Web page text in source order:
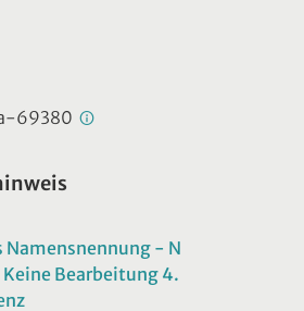
69380
Namensnennung - N
Bearbeitung 4.